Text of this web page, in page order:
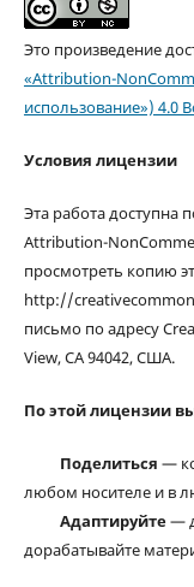
Это произведение
«Attribution-
использование») 4.0
Условия лицензии
Эта работа доступна
Attribution-
просмотреть копию
http://
письмо по адресу
View, CA 94042, США.
По этой лицензии
Поделиться —
любом носителе и в
Адаптируйте—
дорабатывайте